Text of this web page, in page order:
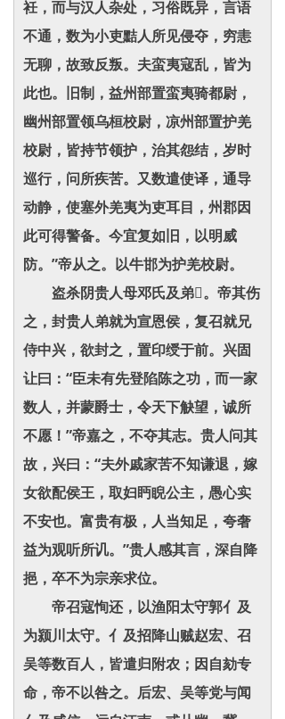
衽，而与汉人杂处，习俗既异，言语
不通，数为小吏黠人所见侵夺，穷恚
无聊，故致反叛。夫蛮夷寇乱，皆为
此也。旧制，益州部置蛮夷骑都尉，
幽州部置领乌桓校尉，凉州部置护羌
校尉，皆持节领护，治其怨结，岁时
巡行，问所疾苦。又数遣使译，通导
动静，使塞外羌夷为吏耳目，州郡因
此可得警备。今宜复如旧，以明威
防。”帝从之。以牛邯为护羌校尉。
盗杀阴贵人母邓氏及弟。帝其伤
之，封贵人弟就为宣恩侯，复召就兄
侍中兴，欲封之，置印绶于前。兴固
让曰：“臣未有先登陷陈之功，而一家
数人，并蒙爵士，令天下觖望，诚所
不愿！”帝嘉之，不夺其志。贵人问其
故，兴曰：“夫外戚家苦不知谦退，嫁
女欲配侯王，取妇眄睨公主，愚心实
不安也。富贵有极，人当知足，夸奢
益为观听所讥。”贵人感其言，深自降
挹，卒不为宗亲求位。
帝召寇恂还，以渔阳太守郭亻及
为颍川太守。亻及招降山贼赵宏、召
吴等数百人，皆遣归附农；因自劾专
命，帝不以咎之。后宏、吴等党与闻